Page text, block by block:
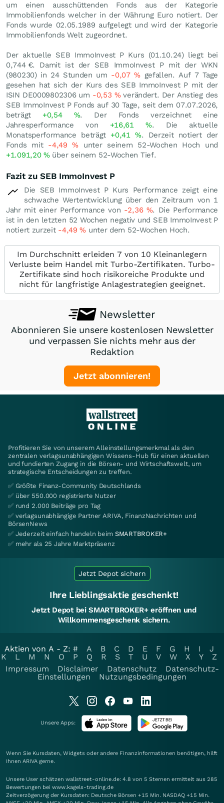
um einen ausschüttenden Fonds aus der Kategorie
Immobilienfonds welcher in der Währung Euro notiert. Der
Fonds wurde 02.05.1989 aufgelegt und wird der Kategorie
Immobilienfonds Welt zugeordnet.
Der aktuelle SEB ImmoInvest P Kurs (01.10.24) liegt bei
0,744 €. Damit ist der SEB ImmoInvest P mit der WKN
(980230) in 24 Stunden um -0,07% gefallen. Auf 7 Tage
gesehen hat sich der Kurs des SEB ImmoInvest P mit der
ISIN DE0009802306 um -0,53 %verändert. Der Anstieg des
SEB ImmoInvest P Fonds auf 30 Tage, seit dem 07.07.2026,
beträgt +0,54 %. Der Fonds verzeichnet eine
Jahresperformance von +16,61%. Die aktuelle
Monatsperformance beträgt +0,41 %. Derzeit notiert der
Fonds mit -4,49% unter seinem 52-Wochen Hoch und
+1.091,20 %über seinem 52-Wochen Tief.
Fazit zu SEB ImmoInvest P
Die SEB ImmoInvest P Kurs Performance zeigt eine
schwache Wertentwicklung über den Zeitraum von 1
Jahr mit einer Performance von -2,36 %. Die Performance
ist in den letzten 52 Wochen negativ und SEB ImmoInvest P
notiert zurzeit -4,49% unter dem 52-Wochen Hoch.
Im Durchschnitt erleiden 7 von 10 Kleinanlegern
Verluste beim Handel mit Turbo-Zertifikaten. Turbo-
Zertifikate sind hoch risikoreiche Produkte und
nicht für langfristige Anlagestrategien geeignet.
Newsletter
Abonnieren Sie unsere kostenlosen Newsletter
und verpassen Sie nichts mehr aus der
Redaktion
Jetzt abonnieren!
Profitieren Sie von unserem Alleinstellungsmerkmal als den
zentralen verlagsunabhängigen Wissens-Hub für einen aktuellen
und fundierten Zugang in die Börsen- und Wirtschaftswelt, um
strategische Entscheidungen zu treffen.
✅ Größte Finanz-Community Deutschlands
✅ über 550.000 registrierte Nutzer
✅ rund 2.000 Beiträge pro Tag
✅ verlagsunabhängige Partner ARIVA, FinanzNachrichten und
BörsenNews
✅ Jederzeit einfach handeln beim SMARTBROKER+
✅ mehr als 25 Jahre Marktpräsenz
Jetzt Depot sichern
Ihre Lieblingsaktie geschenkt!
Jetzt Depot bei SMARTBROKER+ eröffnen und
Willkommensgeschenk sichern.
Aktien von A - Z: # A B C D E F G H I
J
K
L M N O P Q R S T U V W X Y
Z
Impressum
Disclaimer Datenschutz
Datenschutz-
Einstellungen
Nutzungsbedingungen
Unsere Apps:
Wenn Sie Kursdaten, Widgets oder andere Finanzinformationen benötigen, hilft
Ihnen ARIVA gerne.
Unsere User schätzen wallstreet-online.de: 4.8 von 5 Sternen ermittelt aus 285
Bewertungen bei www.kagels-trading.de
Zeitverzögerung der Kursdaten: Deutsche Börsen +15 Min. NASDAQ +15 Min.